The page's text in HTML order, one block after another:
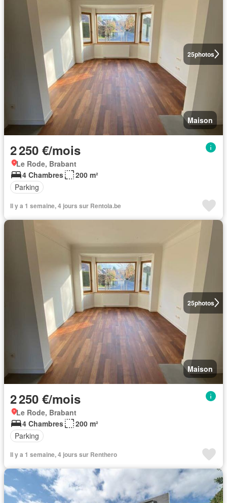
25photos
Maison
2 250 €/mois
Le Rode, Brabant
4 Chambres
200 m²
Parking
Il y a 1 semaine, 4 jours sur Rentola.be
25photos
Maison
2 250 €/mois
Le Rode, Brabant
4 Chambres
200 m²
Parking
Il y a 1 semaine, 4 jours sur Renthero